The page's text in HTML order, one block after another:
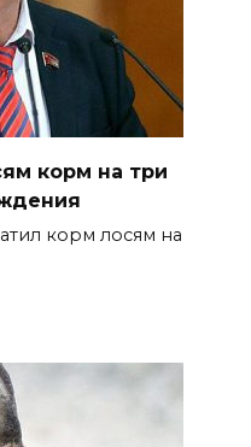
корм на три
корм лосям на